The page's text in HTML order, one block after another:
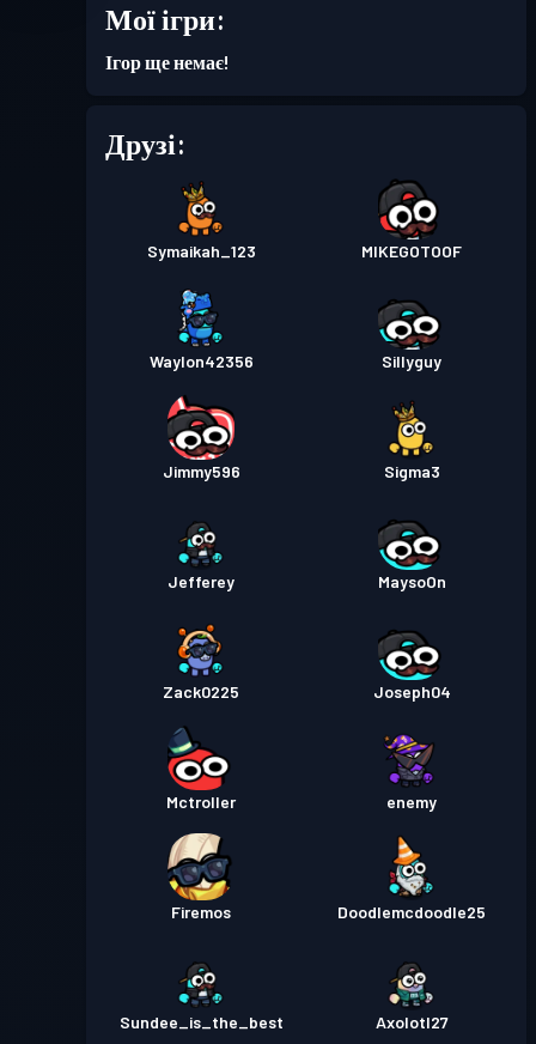
Season 3
Бойовий пропуск
Бойовий пропуск Season 1 Рівень 1
Мої ігри:
Ігор ще немає!
Друзі:
Symaikah_123 MIKEGOTOOF
Waylon42356 Sillyguy
Jimmy596 Sigma3
Jefferey MaysoOn
Zack0225 Joseph04
Mctroller enemy
Firemos Doodlemcdoodle25
Sundee_is_the_best Axolotl27